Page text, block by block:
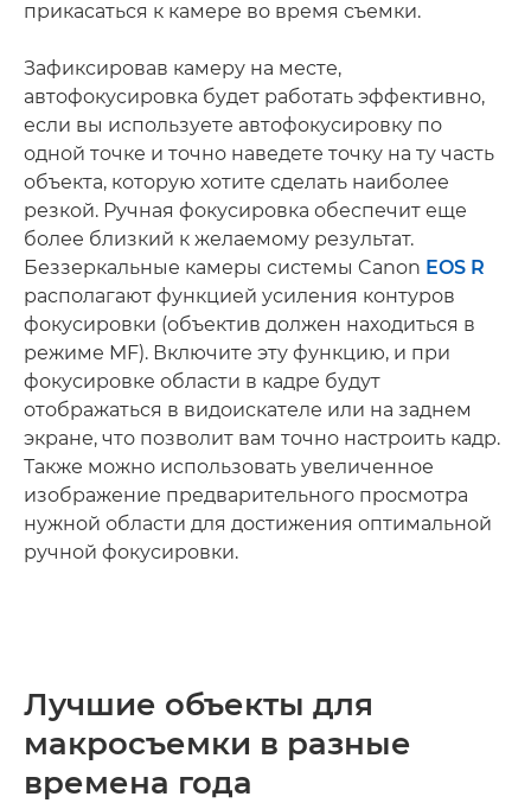
прикасаться к камере во время съемки.
Зафиксировав камеру на месте,
автофокусировка будет работать эффективно,
если вы используете автофокусировку по
одной точке и точно наведете точку на ту часть
объекта, которую хотите сделать наиболее
резкой. Ручная фокусировка обеспечит еще
более близкий к желаемому результат.
Беззеркальные камеры системы Canon EOS R
располагают функцией усиления контуров
фокусировки (объектив должен находиться в
режиме MF). Включите эту функцию, и при
фокусировке области в кадре будут
отображаться в видоискателе или на заднем
экране, что позволит вам точно настроить кадр.
Также можно использовать увеличенное
изображение предварительного просмотра
нужной области для достижения оптимальной
ручной фокусировки.
Лучшие объекты для
макросъемки в разные
времена года